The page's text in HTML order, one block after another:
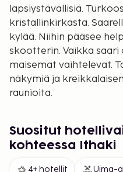
lapsiystävällisiä.
kristallinkirkasta.
kylää. Niihin pääsee
skootterin. Vaikka saari
maisemat vaihtelevat.
näkymiä ja
raunioita.
Suositut
kohteessa Ithaki
4+ hotellit Uima-